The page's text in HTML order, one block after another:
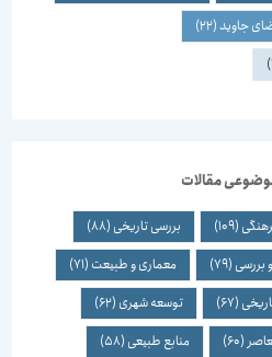
جاوید(22)
مقالات
(109) بررسی تاریخی(88)
(79) معماری و طبیعت(71)
(67) توسعه شهری(62)
(60) منابع طبیعی(58)